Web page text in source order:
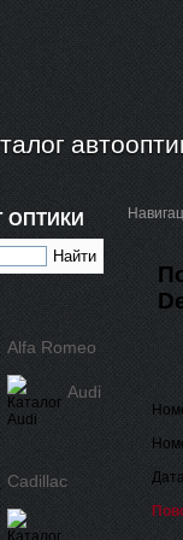
ОПТИКИ
Alfa Romeo
Audi
Cadillac